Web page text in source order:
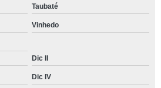
Taubaté
Vinhedo
Dic II
Dic IV